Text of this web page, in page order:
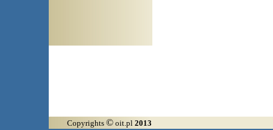
Copyrights © oit.pl 2013